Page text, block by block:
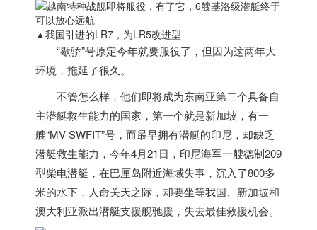
▲我国引进的LR7，为LR5改进型
“歇骄”号原定今年就要服役了，但因为这两年大
环境，拖延了很久。
不管怎么样，他们即将成为东南亚第二个具备自
主潜艇救生能力的国家，第一个就是新加坡，有一
艘“MV SWFIT”号，而最早拥有潜艇的印尼，却缺乏
潜艇救生能力，今年4月21日，印尼海军一艘德制209
型柴电潜艇，在巴厘岛附近海域失事，沉入了800多
米的水下，人命关天之际，却要坐等我国、新加坡和
澳大利亚派出潜艇支援舰驰援，失去最佳救援机会。